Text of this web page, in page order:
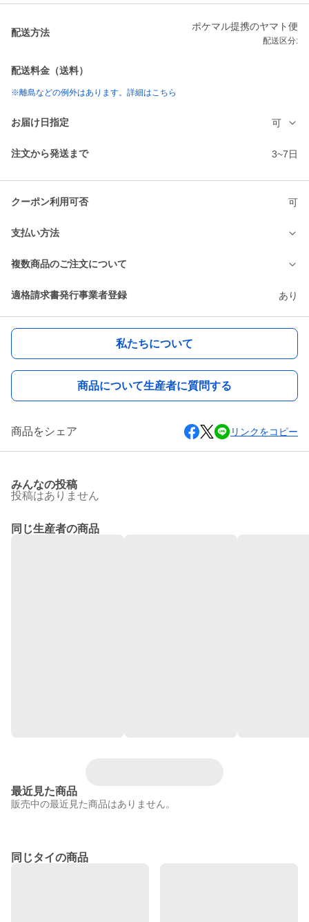
配送方法
ポケマル提携のヤマト便
配送区分:
配送料金（送料）
※離島などの例外はあります。詳細はこちら
お届け日指定 可
注文から発送まで 3~7日
クーポン利用可否 可
支払い方法
複数商品のご注文について
適格請求書発行事業者登録 あり
私たちについて
商品について生産者に質問する
商品をシェア リンクをコピー
みんなの投稿
投稿はありません
同じ生産者の商品
最近見た商品
販売中の最近見た商品はありません。
同じタイの商品